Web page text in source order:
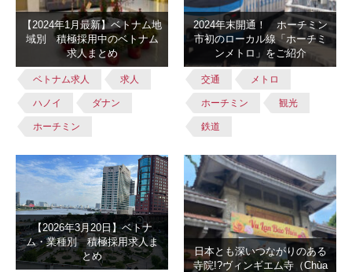
【2024年1月最新】ベトナム地
域別 積極採用中のベトナム
求人まとめ
ベトナム求人 求人
ハノイ ダナン
ホーチミン
2024年末開通！ ホーチミン
市初のローカル線「ホーチミ
ンメトロ」をご紹介
交通 メトロ
ホーチミン 観光
鉄道
【2026年3月20日】ベトナ
ム・業種別 積極採用求人ま
とめ
日本とも深いつながりのある
寺院!?ヴィンギエム寺（Chùa